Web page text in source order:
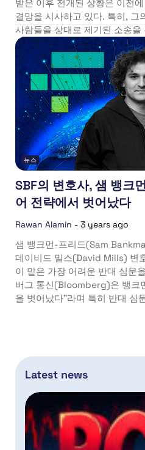
받은 이후 전개된 상황은 이전
결망을 시사하고 있다. 특히, 그
사람들을 상대로 제기된 소송을
뉴스
SBF의 변호사, 샘 뱅크
어 전략에서 벗어났다
Rawan Alamin - 3 years ago
샘 뱅크먼-프리드(Sam
데이비드 밀스(David Mills) 변
이 맡은 가장 어려운 반대 심문
버그 통신(Bloomberg)은 뱅크
을 벗어났다”라며 특히 반대 심
Latest news